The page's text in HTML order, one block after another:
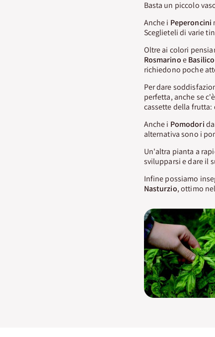
Basta un piccolo
Anche i Peperoncini
Sceglieteli di varie
Oltre ai colori
RosmarinoeBasilico
richiedono poche
Per dare
perfetta, anche se
cassette della
Anche i Pomodori
alternativa sono i
Un'altra pianta a
svilupparsi e dare il
Infine possiamo
Nasturzio, ottimo